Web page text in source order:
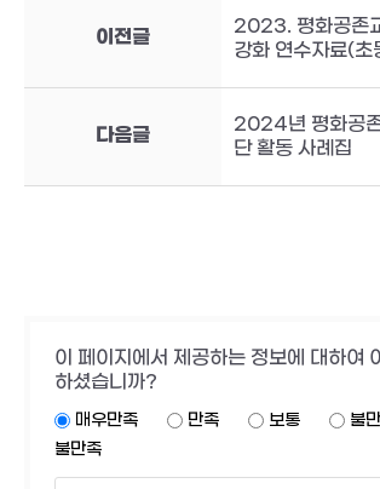
이전글
2023. 평화공존
강화 연수자료(초
다음글
2024년 평화공
단 활동 사례집
이 페이지에서 제공하는 정보에 대하여
하셨습니까?
매우만족 만족 보통 불
불만족